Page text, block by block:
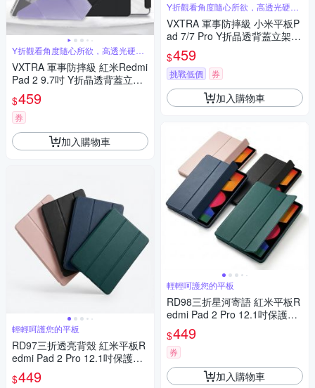
Y折觀看角度隨心所欲，高透光硬背
板
VXTRA 軍事防摔級 紅米Redmi
Pad 2 9.7吋 Y折晶透背蓋立架
皮套 含筆槽
$459
券
加入購物車
輕輕呵護您的平板
RD97三折透亮背殼 紅米平板R
edmi Pad 2 Pro 12.1吋保護皮
套(內置筆槽)
$449
Y折觀看角度隨心所欲，高透光硬背
板
VXTRA 軍事防摔級 小米平板P
ad 7/7 Pro Y折晶透背蓋立架皮
套 含筆槽
$459
挑戰低價 券
加入購物車
輕輕呵護您的平板
RD98三折星河寄語 紅米平板R
edmi Pad 2 Pro 12.1吋保護皮
套(內置筆槽)
$449
券
加入購物車